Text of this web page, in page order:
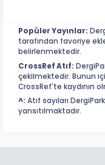
Popüler Yayınlar:
tarafından favoriye
belirlenmektedir.
CrossRef Atıf:
çekilmektedir. Bunun
CrossRef'te kaydının
^: Atıf sayıları
yansıtılmaktadır.